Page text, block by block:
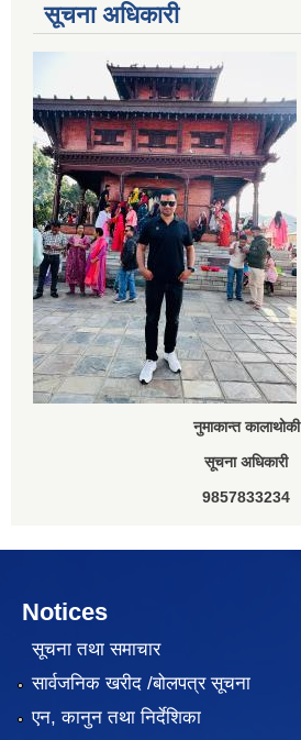
सूचना अधिकारी
नुमाकान्त कालाथोकी
सूचना अधिकारी
9857833234
Notices
सूचना तथा समाचार
सार्वजनिक खरीद /बोलपत्र सूचना
एन, कानुन तथा निर्देशिका